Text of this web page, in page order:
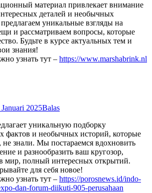
материал привлекает внимание
деталей и необычных
уникальные взгляды на
и рассматриваем вопросы, которые
Будьте в курсе актуальных тем и
знания!
узнать тут – https://www.marshabrink.nl
Januari 2025Balas
уникальную подборку
фактов и необычных историй, которые
знали. Мы постараемся вдохновить
и разнообразить ваш кругозор,
мир, полный интересных открытий.
для себя новое!
узнать тут – https://porosnews.id/indo-
dan-forum-diikuti-905-perusahaan